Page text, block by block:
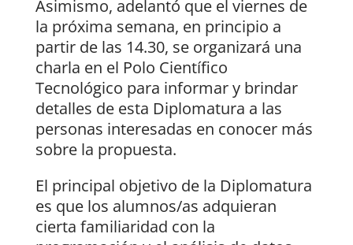
Asimismo, adelantó que el viernes de
la próxima semana, en principio a
partir de las 14.30, se organizará una
charla en el Polo Científico
Tecnológico para informar y brindar
detalles de esta Diplomatura a las
personas interesadas en conocer más
sobre la propuesta.
El principal objetivo de la Diplomatura
es que los alumnos/as adquieran
cierta familiaridad con la